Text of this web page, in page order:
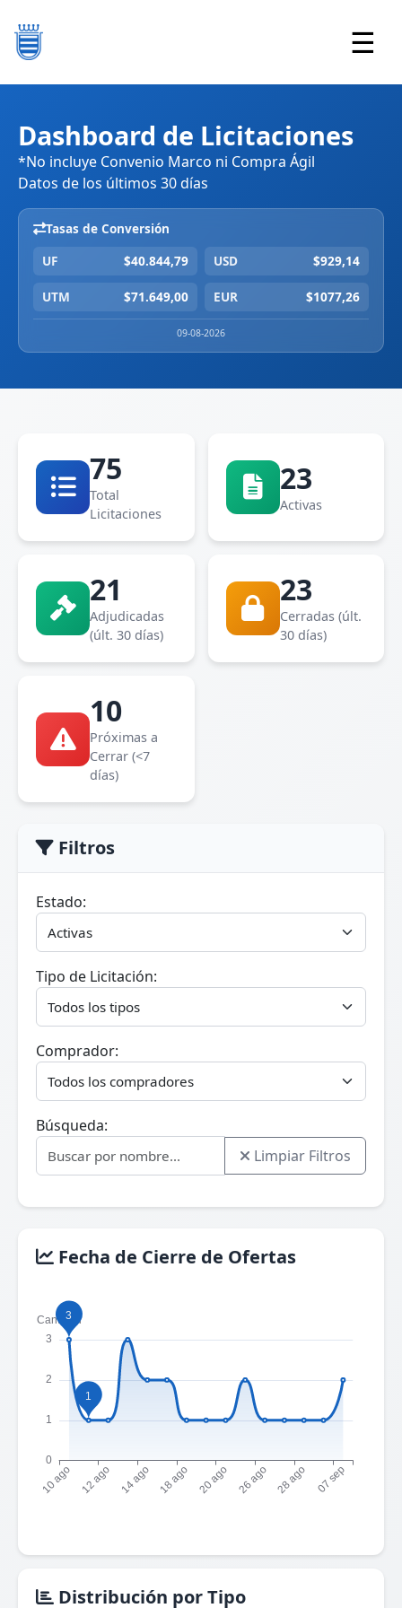
☰
Dashboard de Licitaciones
*No incluye Convenio Marco ni Compra Ágil
Datos de los últimos 30 días
Tasas de Conversión
UF
$40.844,79 USD $929,14
UTM $71.649,00 EUR $1077,26
09-08-2026
75
Total
Licitaciones
23
Activas
21
Adjudicadas
(últ. 30 días)
23
Cerradas (últ.
30 días)
10
Próximas a
Cerrar (<7
días)
Filtros
Estado:
Tipo de Licitación:
Comprador:
Búsqueda:
Limpiar Filtros
Fecha de Cierre de Ofertas
Distribución por Tipo